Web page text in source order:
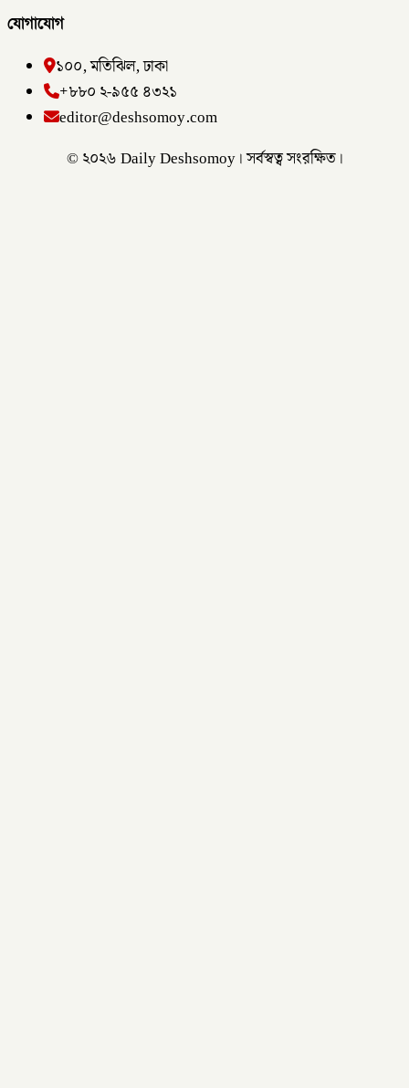
যোগাযোগ
১০০, মতিঝিল, ঢাকা
+৮৮০ ২-৯৫৫ ৪৩২১
editor@deshsomoy.com
© ২০২৬ Daily Deshsomoy। সর্বস্বত্ব সংরক্ষিত।